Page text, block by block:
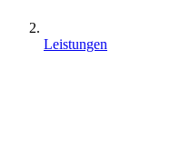
Leistungen